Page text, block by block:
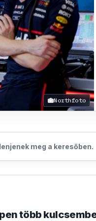
Northfoto
meg a keresőben.
több